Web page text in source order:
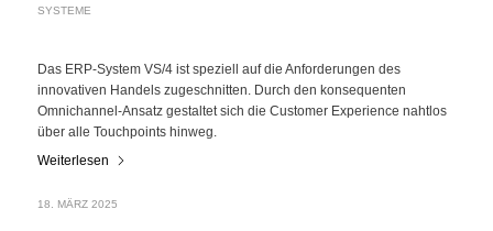
SYSTEME
Das ERP-System VS/4 ist speziell auf die Anforderungen des
innovativen Handels zugeschnitten. Durch den konsequenten
Omnichannel-Ansatz gestaltet sich die Customer Experience nahtlos
über alle Touchpoints hinweg.
Weiterlesen
18. MÄRZ 2025